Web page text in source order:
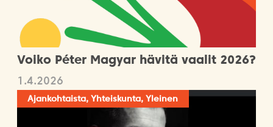
Voiko Péter Magyar hävitä vaalit 2026?
1.4.2026
Ajankohtaista, Yhteiskunta, Yleinen